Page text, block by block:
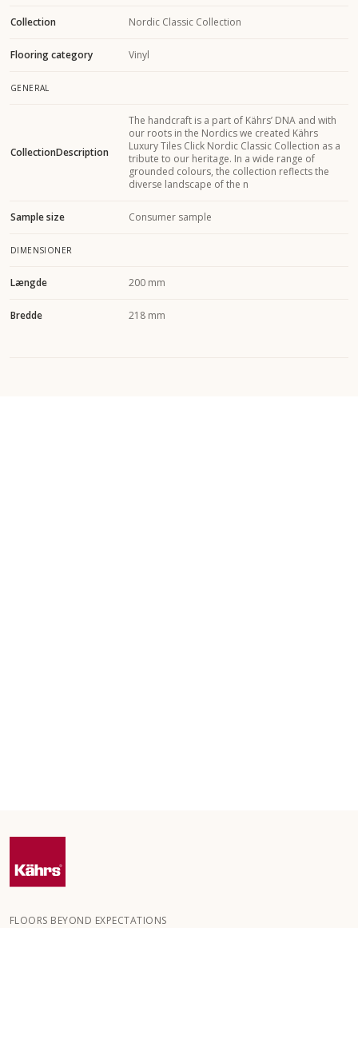
Collection Nordic Classic Collection
Flooring category Vinyl
GENERAL
CollectionDescription
The handcraft is a part of Kährs’ DNA and with
our roots in the Nordics we created Kährs
Luxury Tiles Click Nordic Classic Collection as a
tribute to our heritage. In a wide range of
grounded colours, the collection reflects the
diverse landscape of the n
Sample size Consumer sample
DIMENSIONER
Længde 200 mm
Bredde 218 mm
FLOORS BEYOND EXPECTATIONS